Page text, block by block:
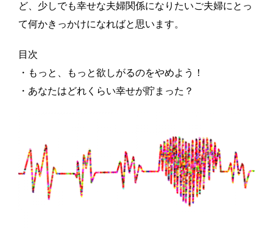
ど、少しでも幸せな夫婦関係になりたいご夫婦にとっ
て何かきっかけになればと思います。
目次
・もっと、もっと欲しがるのをやめよう！
・あなたはどれくらい幸せが貯まった？